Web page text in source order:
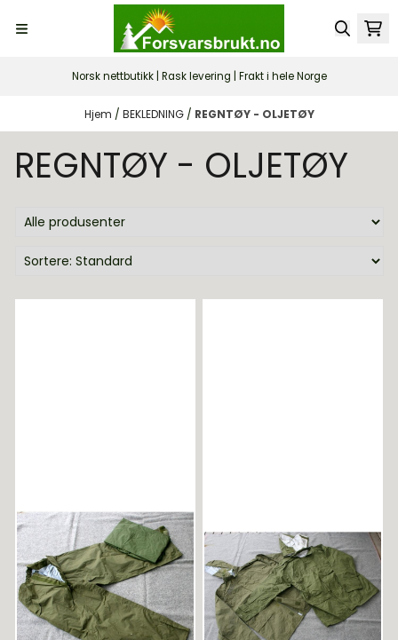
Norsk nettbutikk | Rask levering | Frakt i hele Norge
Hjem / BEKLEDNING / REGNTØY - OLJETØY
REGNTØY - OLJETØY